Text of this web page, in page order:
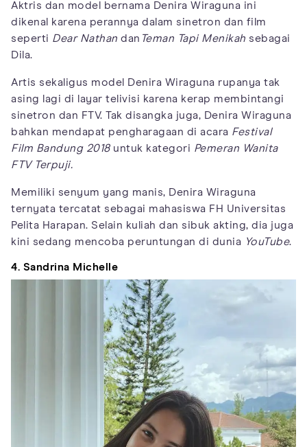
Aktris dan model bernama Denira Wiraguna ini
dikenal karena perannya dalam sinetron dan film
seperti Dear Nathan dan Teman Tapi Menikah sebagai
Dila.
Artis sekaligus model Denira Wiraguna rupanya tak
asing lagi di layar telivisi karena kerap membintangi
sinetron dan FTV. Tak disangka juga, Denira Wiraguna
bahkan mendapat pengharagaan di acara Festival
Film Bandung 2018untuk kategori Pemeran Wanita
FTV Terpuji.
Memiliki senyum yang manis, Denira Wiraguna
ternyata tercatat sebagai mahasiswa FH Universitas
Pelita Harapan. Selain kuliah dan sibuk akting, dia juga
kini sedang mencoba peruntungan di dunia YouTube.
4. Sandrina Michelle